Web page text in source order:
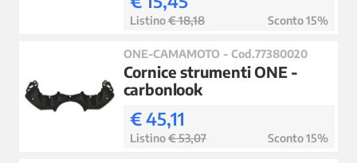
Listino€ 18,18 Sconto 15%
ONE-CAMAMOTO - Cod.77380020
Cornice strumenti ONE -
carbonlook
€ 45,11
Listino€ 53,07 Sconto 15%